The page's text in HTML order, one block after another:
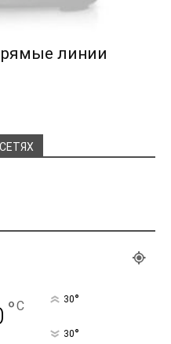
линии
°C 30°
30°